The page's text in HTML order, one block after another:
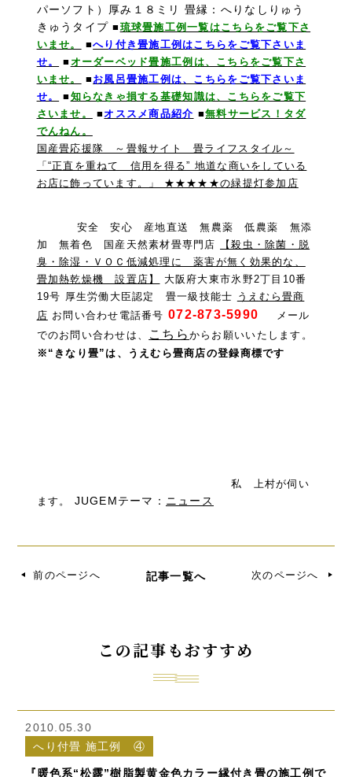
パーソフト）厚み１８ミリ 畳縁：へりなしりゅう
きゅうタイプ■ 琉球畳施工例一覧はこちらをご覧下さ
いませ。
■へり付き畳施工例はこちらをご覧下さいま
せ。
■ オーダーベッド畳施工例は、こちらをご覧下さ
いませ。
■ お風呂畳施工例は、こちらをご覧下さいま
せ。
■ 知らなきゃ損する基礎知識は、こちらをご覧下
さいませ。
■オススメ商品紹介 ■無料サービス！タダ
でんねん。
国産畳応援隊 ～畳報サイト 畳ライフスタイル～
「“正直を重ねて 信用を得る” 地道な商いをしている
お店に飾っています。」 ★★★★★の緑提灯参加店
安全 安心 産地直送 無農薬 低農薬 無添
加 無着色 国産天然素材畳専門店
【殺虫・除菌・脱
臭・除湿・ＶＯＣ低減処理に 薬害が無く効果的な、
畳加熱乾燥機 設置店】
大阪府大東市氷野2丁目10番
19号 厚生労働大臣認定 畳一級技能士 うえむら畳商
店 お問い合わせ電話番号 072-873-5990
メール
でのお問い合わせは、
こちら からお願いいたします。
※“きなり畳”は、うえむら畳商店の登録商標です
私 上村が伺い
ます。
JUGEMテーマ： ニュース
前のページへ 記事一覧へ 次のページへ
この記事もおすすめ
2010.05.30
へり付畳 施工例 ④
『暖色系“松露”樹脂製黄金色カラー縁付き畳の施工例で